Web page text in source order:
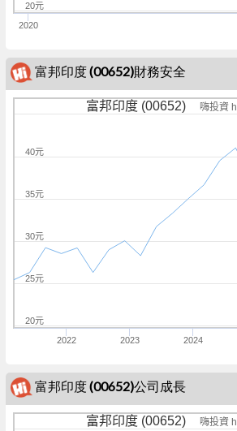
2020
20元
富邦印度 (00652)財務安全
富邦印度 (00652) 嗨投資
2022 2023 2024
20元
25元
30元
35元
40元
富邦印度 (00652)公司成長
富邦印度 (00652) 嗨投資